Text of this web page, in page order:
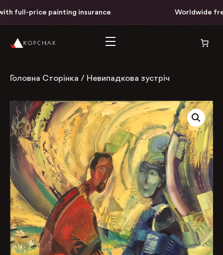
full-price painting insurance Worldwide
Головна Сторінка / Невипадкова зустріч